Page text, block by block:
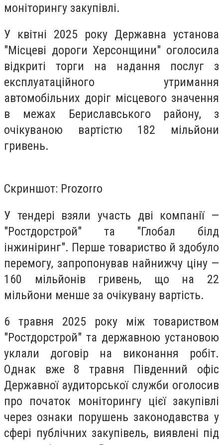
моніторингу закупівлі.
У квітні 2025 року Державна установа
"Місцеві дороги Херсонщини" оголосила
відкриті торги на надання послуг з
експлуатаційного утримання
автомобільних доріг місцевого значення
в межах Бериславського району, з
очікуваною вартістю 182 мільйони
гривень.
Скриншот: Prozorro
У тендері взяли участь дві компанії —
"Ростдорстрой" та "Глобал білд
інжиніринг". Перше товариство й здобуло
перемогу, запропонував найнижчу ціну —
160 мільйонів гривень, що на 22
мільйони менше за очікувану вартість.
6 травня 2025 року між товариством
"Ростдорстрой" та державною установою
уклали договір на виконання робіт.
Однак вже 8 травня Південний офіс
Державної аудиторської служби оголосив
про початок моніторингу цієї закупівлі
через ознаки порушень законодавства у
сфері публічних закупівель, виявлені під